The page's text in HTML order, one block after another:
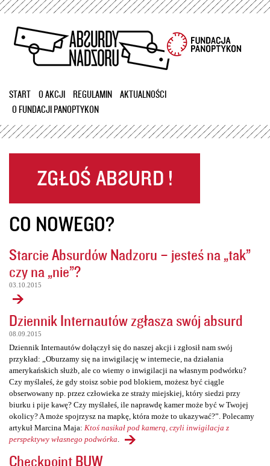
Przejdź
treści
START O AKCJI REGULAMIN
AKTUALNOŚCI
O FUNDACJI PANOPTYKON
CO NOWEGO?
Starcie Absurdów Nadzoru – jesteś na „tak”
czy na „nie”?
03.10.2015
Dziennik Internautów zgłasza swój absurd
08.09.2015
Dziennik Internautów dołączył się do naszej akcji i zgłosił nam swój
przykład: „Oburzamy się na inwigilację w internecie, na działania
amerykańskich służb, ale co wiemy o inwigilacji na własnym podwórku?
Czy myślałeś, że gdy stoisz sobie pod blokiem, możesz być ciągle
obserwowany np. przez człowieka ze straży miejskiej, który siedzi przy
biurku i pije kawę? Czy myślałeś, ile naprawdę kamer może być w Twojej
okolicy? A może spojrzysz na mapkę, która może to ukazywać?”. Polecamy
artykuł Marcina Maja: Ktoś nasikał pod kamerą, czyli inwigilacja z
perspektywy własnego podwórka
Checkpoint BUW